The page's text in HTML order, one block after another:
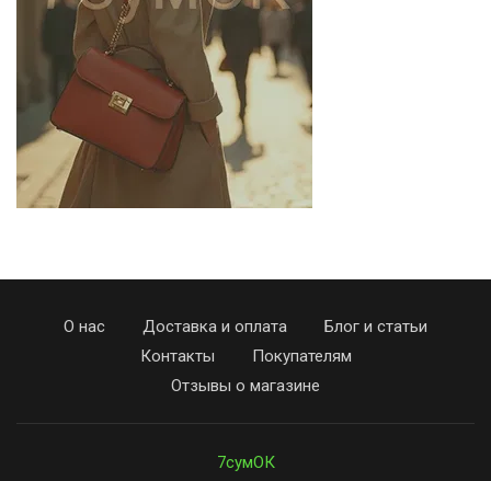
О нас Доставка и оплата
Блог и статьи
Контакты
Покупателям
Отзывы о магазине
7сумОК